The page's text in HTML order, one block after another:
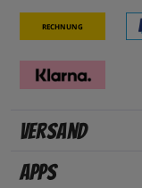
Rechnung
Versand
Apps